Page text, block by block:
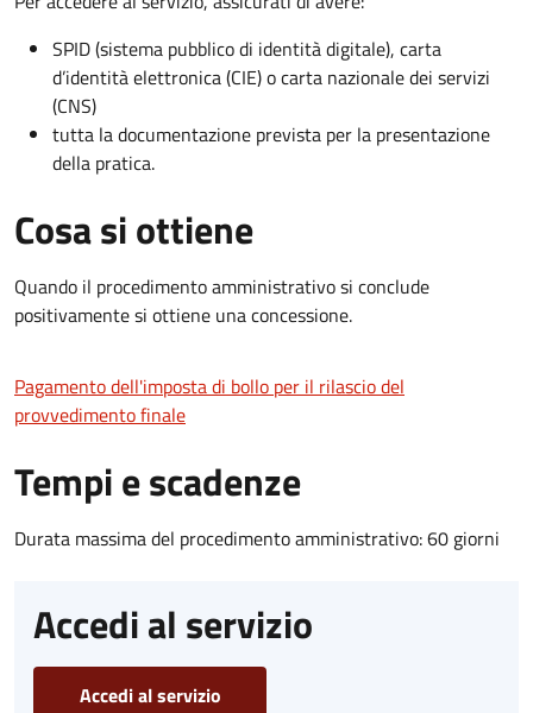
SPID (sistema pubblico di identità digitale), carta
d’identità elettronica (CIE) o carta nazionale dei servizi
(CNS)
tutta la documentazione prevista per la presentazione
della pratica.
Cosa si ottiene
Quando il procedimento amministrativo si conclude
positivamente si ottiene una concessione.
Pagamento dell'imposta di bollo per il rilascio del
provvedimento finale
Tempi e scadenze
Durata massima del procedimento amministrativo: 60 giorni
Accedi al servizio
Accedi al servizio